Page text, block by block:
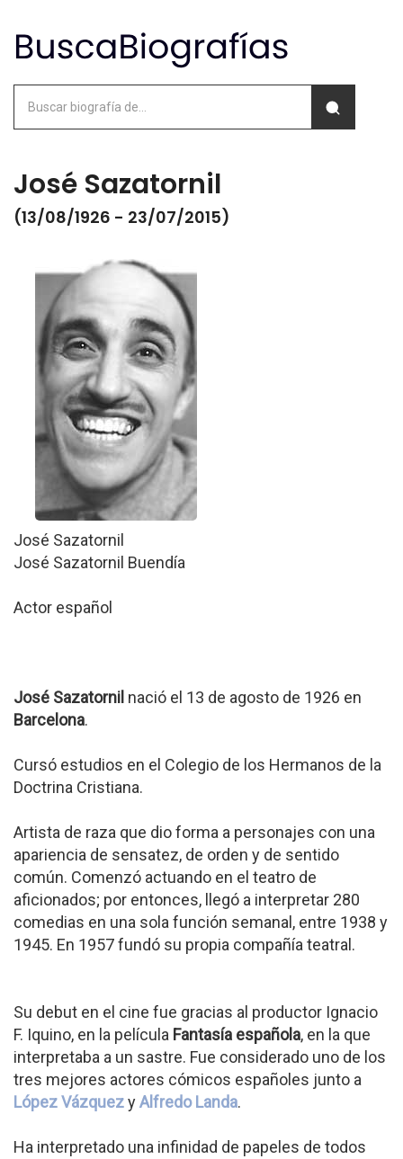
José Sazatornil
(13/08/1926 - 23/07/2015)
José Sazatornil
José Sazatornil Buendía
Actor español
José Sazatornil nació el 13 de agosto de 1926 en
Barcelona.
Cursó estudios en el Colegio de los Hermanos de la
Doctrina Cristiana.
Artista de raza que dio forma a personajes con una
apariencia de sensatez, de orden y de sentido
común. Comenzó actuando en el teatro de
aficionados; por entonces, llegó a interpretar 280
comedias en una sola función semanal, entre 1938 y
1945. En 1957 fundó su propia compañía teatral.
Su debut en el cine fue gracias al productor Ignacio
F. Iquino, en la película Fantasía española, en la que
interpretaba a un sastre. Fue considerado uno de los
tres mejores actores cómicos españoles junto a
López VázquezyAlfredo Landa.
Ha interpretado una infinidad de papeles de todos